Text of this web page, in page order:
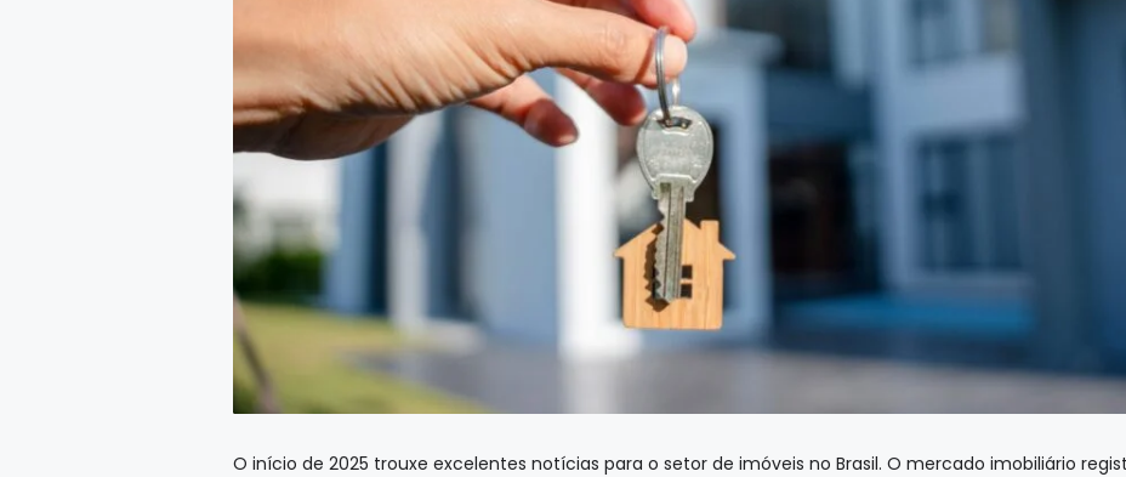
O início de 2025 trouxe excelentes notícias para o setor de imóveis no Brasil. O mercado imobiliário